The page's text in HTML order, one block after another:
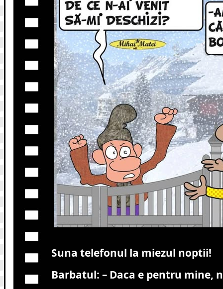
Suna telefonul la miezul noptii!
Barbatul: – Daca e pentru mine,